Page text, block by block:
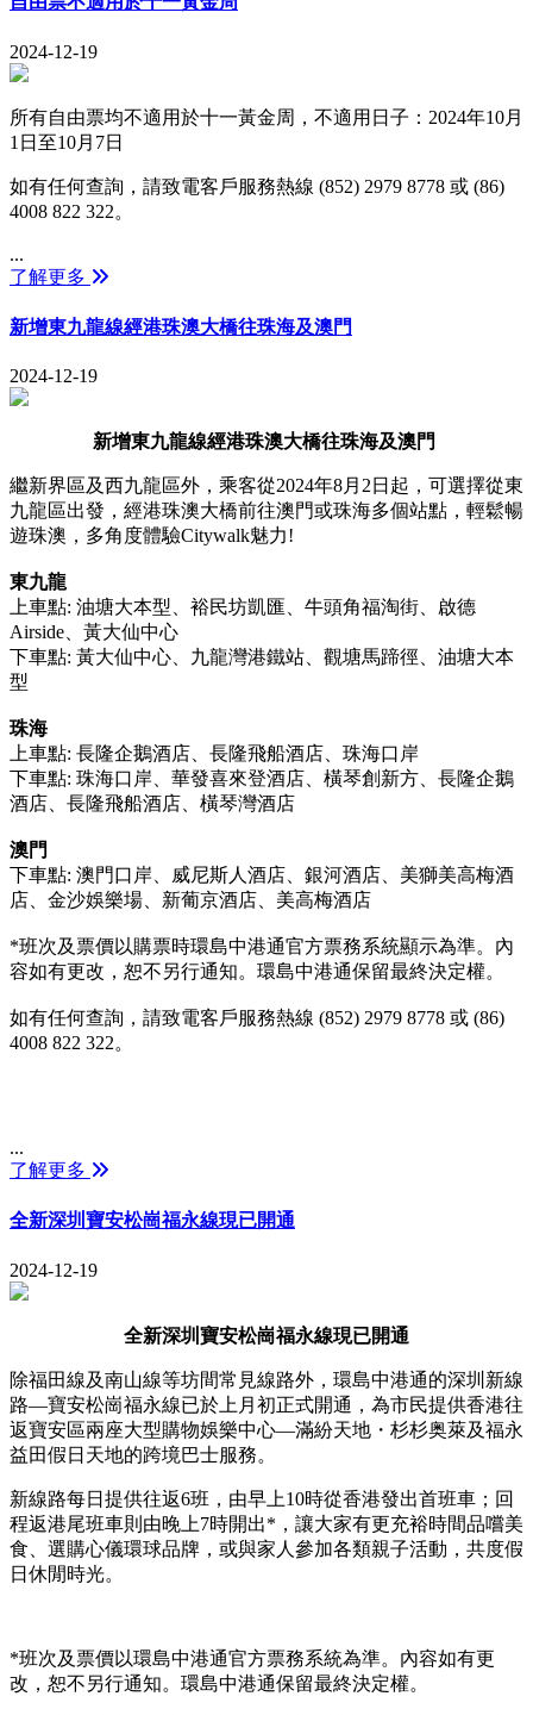
2024-12-19
所有自由票均不適用於十一黃金周，不適用日子：2024年10月
1日至10月7日
如有任何查詢，請致電客戶服務熱線 (852) 2979 8778 或 (86)
4008 822 322。
...
了解更多
新增東九龍線經港珠澳大橋往珠海及澳門
2024-12-19
新增東九龍線經港珠澳大橋往珠海及澳門
繼新界區及西九龍區外，乘客從2024年8月2日起，可選擇從東
九龍區出發，經港珠澳大橋前往澳門或珠海多個站點，輕鬆暢
遊珠澳，多角度體驗Citywalk魅力!
東九龍
上車點: 油塘大本型、裕民坊凱匯、牛頭角福淘街、啟德
Airside、黃大仙中心
下車點: 黃大仙中心、九龍灣港鐵站、觀塘馬蹄徑、油塘大本
型
珠海
上車點: 長隆企鵝酒店、長隆飛船酒店、珠海口岸
下車點: 珠海口岸、華發喜來登酒店、橫琴創新方、長隆企鵝
酒店、長隆飛船酒店、橫琴灣酒店
澳門
下車點: 澳門口岸、威尼斯人酒店、銀河酒店、美獅美高梅酒
店、金沙娛樂場、新葡京酒店、美高梅酒店
*班次及票價以購票時環島中港通官方票務系統顯示為準。內
容如有更改，恕不另行通知。環島中港通保留最終決定權。
如有任何查詢，請致電客戶服務熱線 (852) 2979 8778 或 (86)
4008 822 322。
...
了解更多
全新深圳寶安松崗福永線現已開通
2024-12-19
全新深圳寶安松崗福永線現已開通
除福田線及南山線等坊間常見線路外，環島中港通的深圳新線
路—寶安松崗福永線已於上月初正式開通，為市民提供香港往
返寶安區兩座大型購物娛樂中心—滿紛天地・杉杉奥萊及福永
益田假日天地的跨境巴士服務。
新線路每日提供往返6班，由早上10時從香港發出首班車；回
程返港尾班車則由晚上7時開出*，讓大家有更充裕時間品嚐美
食、選購心儀環球品牌，或與家人參加各類親子活動，共度假
日休閒時光。
*班次及票價以環島中港通官方票務系統為準。內容如有更
改，恕不另行通知。環島中港通保留最終決定權。